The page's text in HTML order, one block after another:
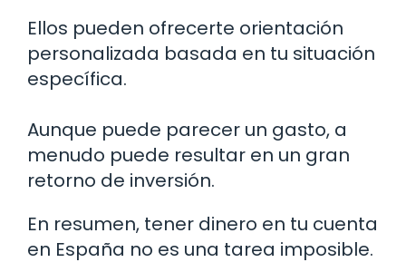
Ellos pueden ofrecerte orientación
personalizada basada en tu situación
específica.
Aunque puede parecer un gasto, a
menudo puede resultar en un gran
retorno de inversión.
En resumen, tener dinero en tu cuenta
en España no es una tarea imposible.